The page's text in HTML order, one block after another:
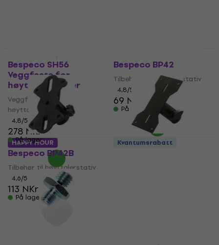
Bespeco SH56
Veggfeste for
høyttalerbokser
Veggfeste for
høyttalerbokser
4,8/5
278 NKr
På lager
Bespeco BP42
Tilbehør til høyttalerstativ
4,8/5
69 NKr
På lager
Bespeco BP42B
Tilbehør til høyttalerstativ
4,6/5
113 NKr
På lager
HAPPY HOUR Kvantumsrabatt